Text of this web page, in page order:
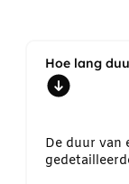
Hoe lang
De duur van